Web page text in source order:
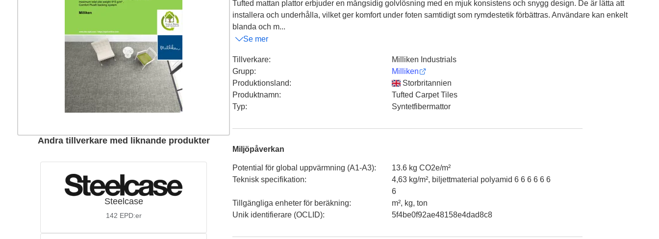
Andra tillverkare med liknande produkter
Steelcase
142 EPD:er
Tufted mattan plattor erbjuder en mångsidig golvlösning med en mjuk konsistens och snygg design. De är lätta att
installera och underhålla, vilket ger komfort under foten samtidigt som rymdestetik förbättras. Användare kan enkelt
blanda och m...
Se mer
Tillverkare:
Milliken Industrials
Grupp:
Milliken
Produktionsland:
Storbritannien
Produktnamn:
Tufted Carpet Tiles
Typ: Syntetfibermattor
Miljöpåverkan
Potential för global uppvärmning (A1-A3):
13.6 kg CO2e/m²
Teknisk specifikation:
4,63 kg/m², biljettmaterial polyamid 6 6 6 6 6 6
6
Tillgängliga enheter för beräkning:
m², kg, ton
Unik identifierare (OCLID): 5f4be0f92ae48158e4dad8c8